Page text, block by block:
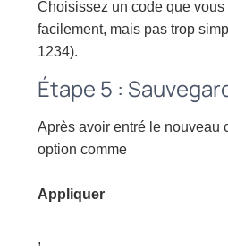
Choisissez un code que vous
facilement, mais pas trop
1234).
Étape 5 :
Après avoir entré le nouveau
option comme
Appliquer
,